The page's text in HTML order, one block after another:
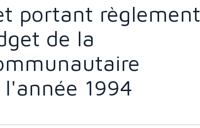
portant règlement
de la
1994